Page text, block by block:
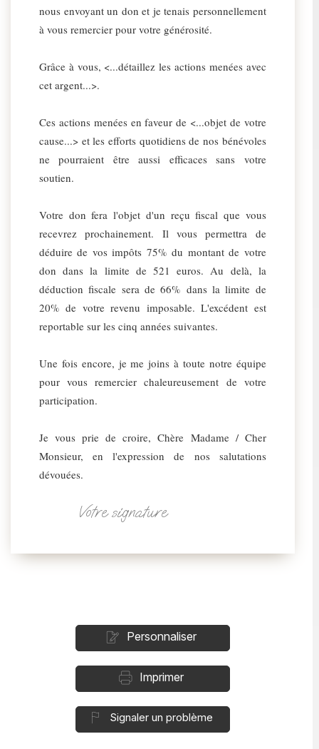
nous envoyant un don et je tenais personnellement
à vous remercier pour votre générosité.
Grâce à vous, <...détaillez les actions menées avec
cet argent...>.
Ces actions menées en faveur de <...objet de votre
cause...> et les efforts quotidiens de nos bénévoles
ne pourraient être aussi efficaces sans votre
soutien.
Votre don fera l'objet d'un reçu fiscal que vous
recevrez prochainement. Il vous permettra de
déduire de vos impôts 75% du montant de votre
don dans la limite de 521 euros. Au delà, la
déduction fiscale sera de 66% dans la limite de
20% de votre revenu imposable. L'excédent est
reportable sur les cinq années suivantes.
Une fois encore, je me joins à toute notre équipe
pour vous remercier chaleureusement de votre
participation.
Je vous prie de croire, Chère Madame / Cher
Monsieur, en l'expression de nos salutations
dévouées.
Votre signature
Personnaliser
Imprimer
Signaler un problème